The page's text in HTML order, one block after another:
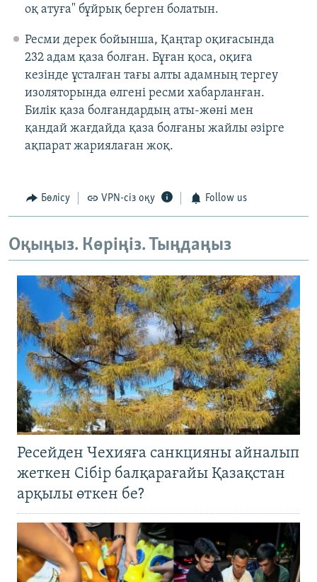
оқ атуға" бұйрық берген болатын.
Ресми дерек бойынша, Қаңтар оқиғасында
232 адам қаза болған. Бұған қоса, оқиға
кезінде ұсталған тағы алты адамның тергеу
изоляторында өлгені ресми хабарланған.
Билік қаза болғандардың аты-жөні мен
қандай жағдайда қаза болғаны жайлы әзірге
ақпарат жариялаған жоқ.
Бөлісу VPN-сіз оқу Follow us
Оқыңыз. Көріңіз. Тыңдаңыз
Ресейден Чехияға санкцияны айналып
жеткен Сібір балқарағайы Қазақстан
арқылы өткен бе?